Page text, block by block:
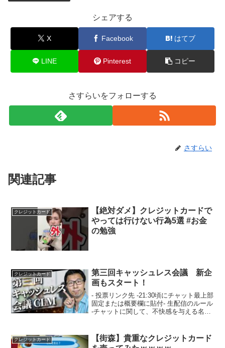
シェアする
X Facebook はてブ
LINE Pinterest コピー
さすらいをフォローする
さすらい
関連記事
クレジットカード
【絶対ダメ】クレジットカードで
やっては行けない行為5選 #お金
の勉強
クレジットカード
第三回キャッシュレス会議 新企
画もスタート！
- 投票リンク先 -21:30頃にチャット最上部
固定または概要欄に貼付- 生配信のルール
-チャットに関して、不快感を与える名前
議（以下、CLM） -１．国際ブラン...
クレジットカード
【街森】貴重なクレジットカード